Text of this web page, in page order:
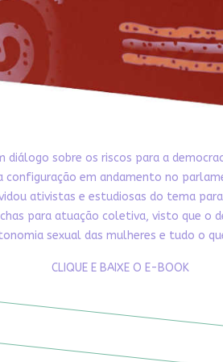
diálogo sobre os riscos para a
configuração em andamento no
ativistas e estudiosas do tema
para atuação coletiva, visto que o
sexual das mulheres e tudo o
CLIQUE E BAIXE O E-BOOK